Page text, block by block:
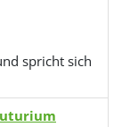
spricht sich